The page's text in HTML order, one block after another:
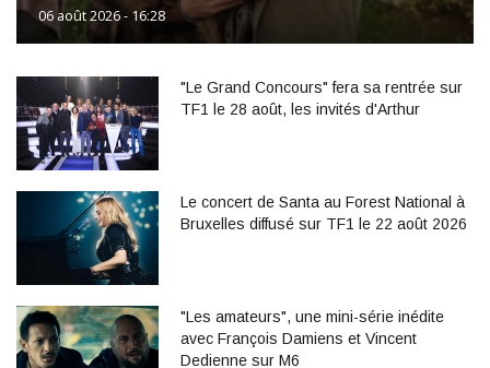
06 août 2026 - 16:28
"Le Grand Concours" fera sa rentrée sur
TF1 le 28 août, les invités d'Arthur
Le concert de Santa au Forest National à
Bruxelles diffusé sur TF1 le 22 août 2026
"Les amateurs", une mini-série inédite
avec François Damiens et Vincent
Dedienne sur M6